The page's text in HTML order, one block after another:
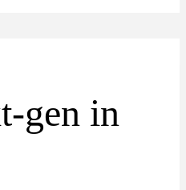
gen in